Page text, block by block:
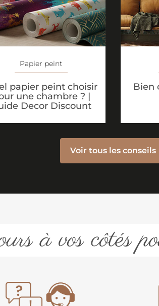
Papier peint
papier peint choisir
une chambre ? |
Decor Discount
Bien
Voir tous les conseils
à vos côtés